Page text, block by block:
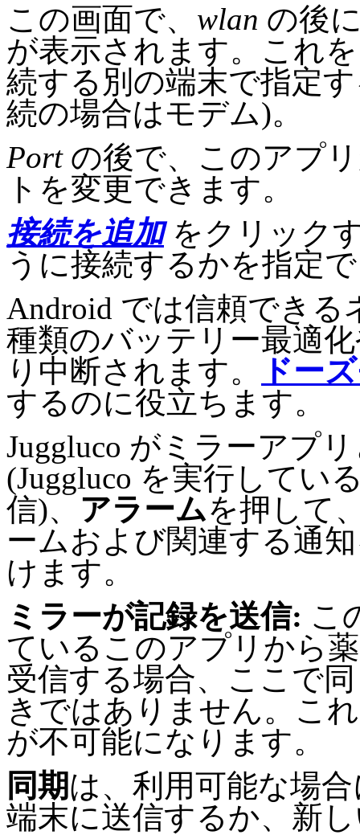
この画面で、 wlan の後
が表示されます。これ
続する別の端末で指定
続の場合はモデム)。
Portの後で、このアプ
トを変更できます。
接続を追加をクリック
うに接続するかを指定
Android では信頼でき
種類のバッテリー最適
り中断されます。
ドー
するのに役立ちます。
Juggluco がミラーアプ
(Juggluco を実行してい
信)、 アラームを押して
ームおよび関連する通
けます。
ミラーが記録を送信: こ
ているこのアプリから
受信する場合、ここで
きではありません。こ
が不可能になります。
同期は、利用可能な場
端末に送信するか、新